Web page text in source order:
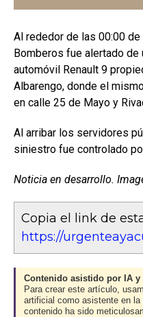
Al rededor de las 00:00
Bomberos fue alertado de
automóvil Renault 9
Albarengo, donde el
en calle 25 de Mayo y
Al arribar los servidores
siniestro fue controlado
Noticia en desarrollo.
Copia el link de
https://
Contenido asistido por IA
Para crear este artículo,
artificial como asistente en la
contenido ha sido